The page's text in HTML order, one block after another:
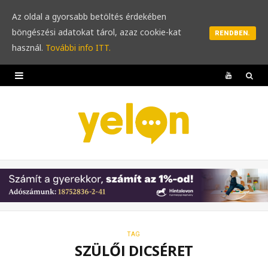
Y
u
b
e
TAG
SZÜLŐI DICSÉRET
Az oldal a gyorsabb betöltés érdekében
böngészési adatokat tárol, azaz cookie-kat
használ. További info ITT.
RENDBEN.